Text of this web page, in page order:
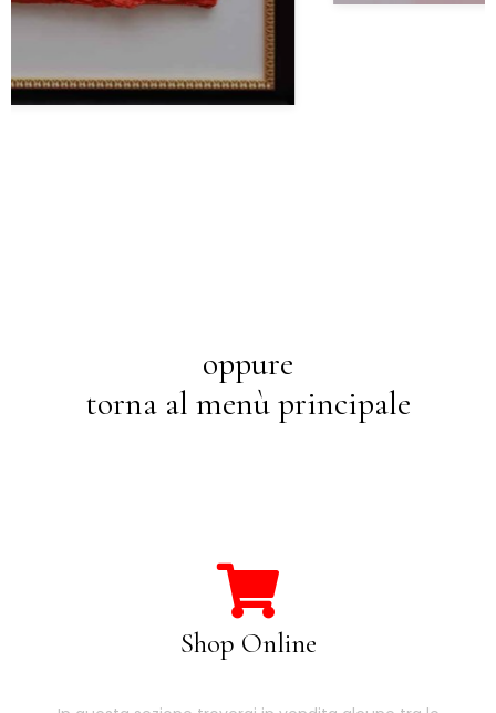
oppure
torna al menù principale
Shop Online